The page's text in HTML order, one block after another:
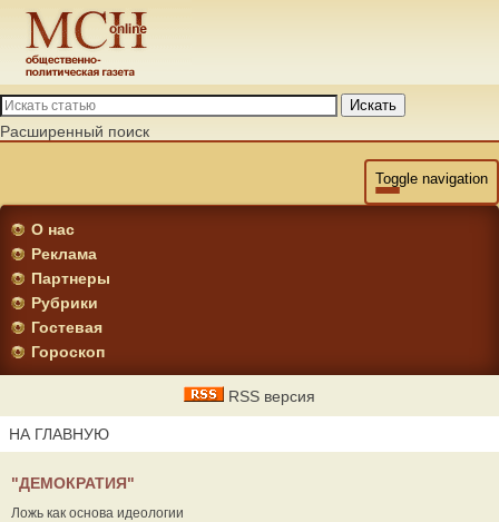
Искать
Расширенный поиск
Toggle navigation
О нас
Реклама
Партнеры
Рубрики
Гостевая
Гороскоп
RSS версия
НА ГЛАВНУЮ
"ДЕМОКРАТИЯ"
Ложь как основа идеологии